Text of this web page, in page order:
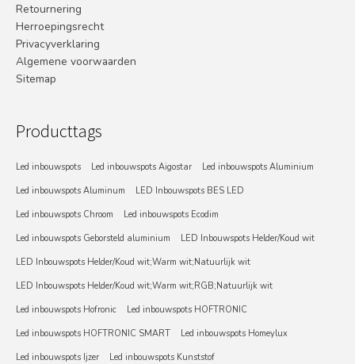
Retournering
Herroepingsrecht
Privacyverklaring
Algemene voorwaarden
Sitemap
Producttags
Led inbouwspots Led inbouwspots Aigostar
Led inbouwspots Aluminium
Led inbouwspots Aluminum
LED Inbouwspots BES LED
Led inbouwspots Chroom
Led inbouwspots Ecodim
Led inbouwspots Geborsteld aluminium
LED Inbouwspots Helder/Koud wit
LED Inbouwspots Helder/Koud wit;Warm wit;Natuurlijk wit
LED Inbouwspots Helder/Koud wit;Warm wit;RGB;Natuurlijk wit
Led inbouwspots Hofronic
Led inbouwspots HOFTRONIC
Led inbouwspots HOFTRONIC SMART
Led inbouwspots Homeylux
Led inbouwspots Ijzer
Led inbouwspots Kunststof